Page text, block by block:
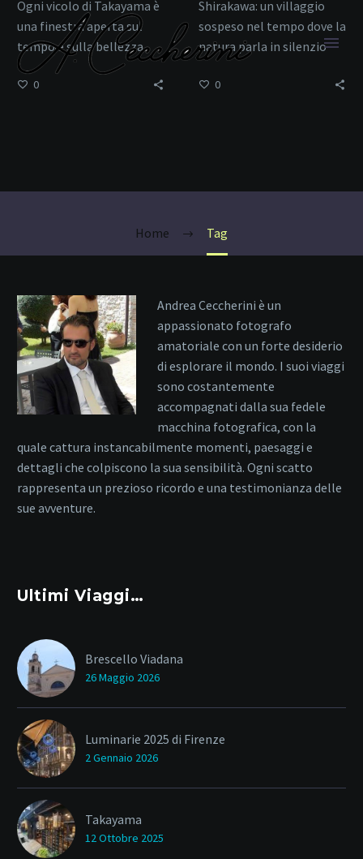
Home Tag
Ogni vicolo di Takayama è
una finestra aperta sul
tempo e sulla bellezza
0
Shirakawa: un villaggio
sospeso nel tempo dove la
natura parla in silenzio
0
Andrea Ceccherini è un
appassionato fotografo
amatoriale con un forte desiderio
di esplorare il mondo. I suoi viaggi
sono costantemente
accompagnati dalla sua fedele
macchina fotografica, con la
quale cattura instancabilmente momenti, paesaggi e
dettagli che colpiscono la sua sensibilità. Ogni scatto
rappresenta un prezioso ricordo e una testimonianza delle
sue avventure.
Ultimi Viaggi…
Brescello Viadana
26 Maggio 2026
Luminarie 2025 di Firenze
2 Gennaio 2026
Takayama
12 Ottobre 2025